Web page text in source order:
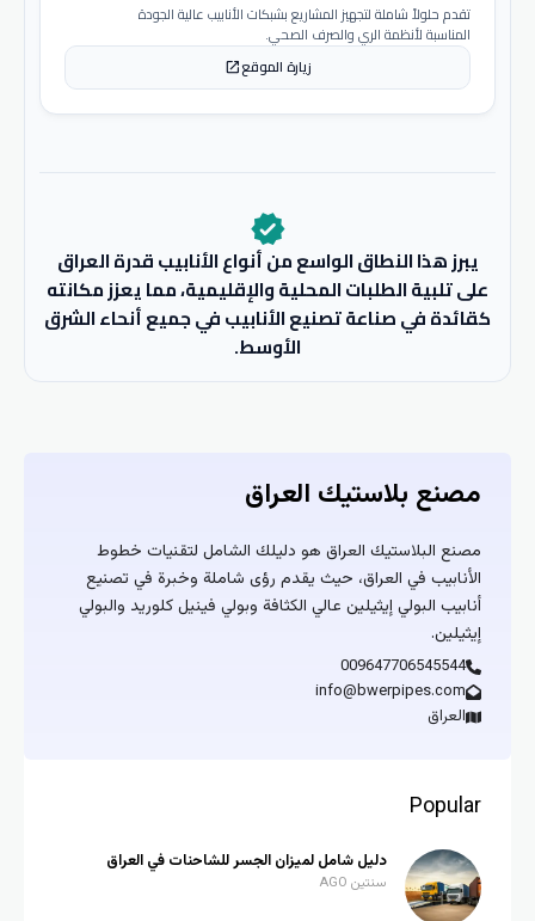
تقدم حلولاً شاملة لتجهيز المشاريع بشبكات الأنابيب عالية الجودة
المناسبة لأنظمة الري والصرف الصحي.
زيارة الموقعopen_in_new
verified
يبرز هذا النطاق الواسع من أنواع الأنابيب قدرة العراق
على تلبية الطلبات المحلية والإقليمية، مما يعزز مكانته
كقائدة في صناعة تصنيع الأنابيب في جميع أنحاء الشرق
الأوسط.
مصنع بلاستيك العراق
مصنع البلاستيك العراق هو دليلك الشامل لتقنيات خطوط
الأنابيب في العراق، حيث يقدم رؤى شاملة وخبرة في تصنيع
أنابيب البولي إيثيلين عالي الكثافة وبولي فينيل كلوريد والبولي
إيثيلين.
009647706545544
info@bwerpipes.com
العراق
Popular
دليل شامل لميزان الجسر للشاحنات في العراق
سنتين AGO